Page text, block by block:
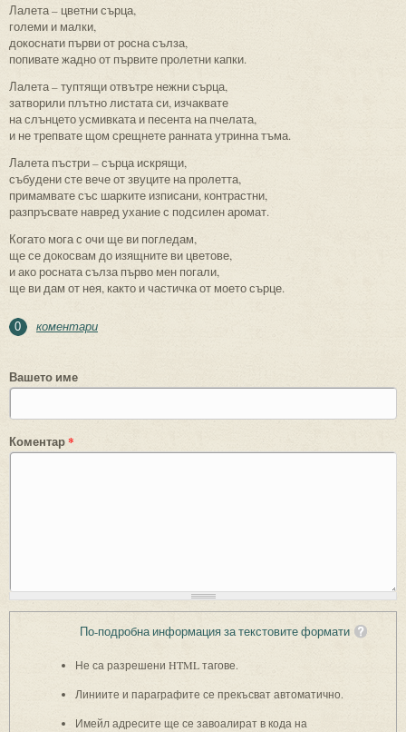
Лалета – цветни сърца,
големи и малки,
докоснати първи от росна сълза,
попивате жадно от първите пролетни капки.
Лалета – туптящи отвътре нежни сърца,
затворили плътно листата си, изчаквате
на слънцето усмивката и песента на пчелата,
и не трепвате щом срещнете ранната утринна тъма.
Лалета пъстри – сърца искрящи,
събудени сте вече от звуците на пролетта,
примамвате със шарките изписани, контрастни,
разпръсвате навред ухание с подсилен аромат.
Когато мога с очи ще ви погледам,
ще се докосвам до изящните ви цветове,
и ако росната сълза първо мен погали,
ще ви дам от нея, както и частичка от моето сърце.
0 коментари
Вашето име
Коментар*
По-подробна информация за текстовите формати
Не са разрешени HTML тагове.
Линиите и параграфите се прекъсват автоматично.
Имейл адресите ще се завоалират в кода на